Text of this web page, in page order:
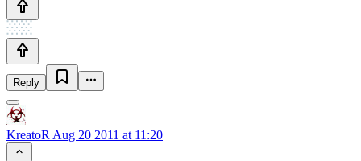
Reply
KreatoR Aug 20 2011 at 11:20